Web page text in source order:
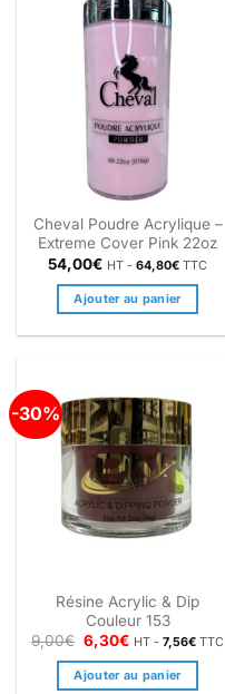
Cheval Poudre Acrylique –
Extreme Cover Pink 22oz
54,00€ HT - 64,80€ TTC
Ajouter au panier
-30%
Résine Acrylic & Dip
Couleur 153
9,00€ Le
prix
initial
était :
6,30€Le
actuel
est :
HT -7,56€ TTC
Ajouter au panier